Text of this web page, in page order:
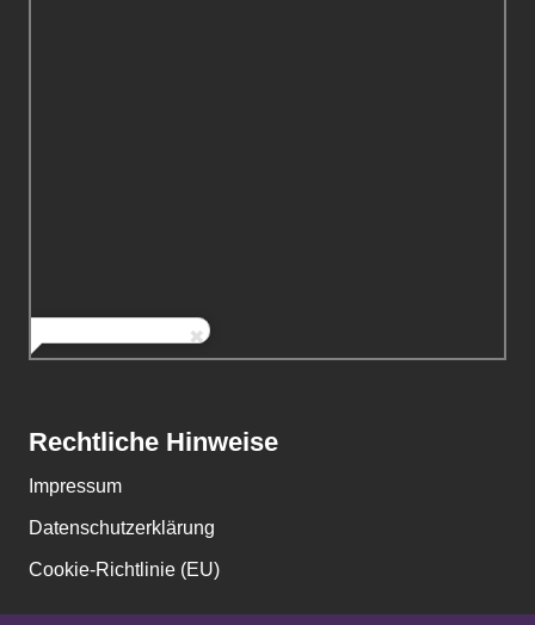
Rechtliche Hinweise
Impressum
Datenschutzerklärung
Cookie-Richtlinie (EU)